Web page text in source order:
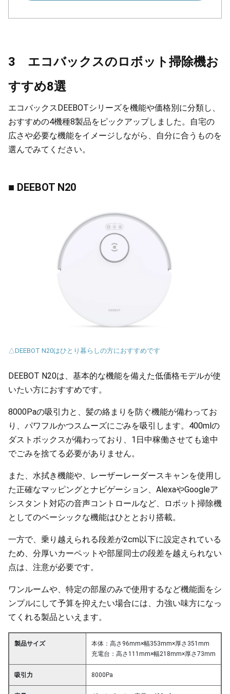
3 エコバックスのロボット掃除機お
すすめ8選
エコバックスDEEBOTシリーズを機能や価格別に分類し、
おすすめの4機種8製品をピックアップしました。自宅の
広さや必要な機能をイメージしながら、自分に合うものを
選んでみてください。
■ DEEBOT N20
△DEEBOT N20はひとり暮らしの方におすすめです
DEEBOT N20は、基本的な機能を備えた低価格モデルが使
いたい方におすすめです。
8000Paの吸引力と、髪の絡まりを防ぐ機能が備わってお
り、パワフルかつスムーズにごみを吸引します。400mlの
ダストボックスが備わっており、1日中稼働させても途中
でごみを捨てる必要がありません。
また、水拭き機能や、レーザーレーダースキャンを使用し
た正確なマッピングとナビゲーション、AlexaやGoogleア
シスタント対応の音声コントロールなど、ロボット掃除機
としてのベーシックな機能はひととおり搭載。
一方で、乗り越えられる段差が2cm以下に設定されている
ため、分厚いカーペットや部屋同士の段差を越えられない
点は、注意が必要です。
ワンルームや、特定の部屋のみで使用するなど機能面をシ
ンプルにして予算を抑えたい場合には、力強い味方になっ
てくれる製品といえます。
製品サイズ
本体：高さ96mm×幅353mm×厚さ351mm
充電台：高さ111mm×幅218mm×厚さ73mm
吸引力 8000Pa